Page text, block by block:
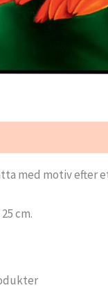
med motiv efter
cm.